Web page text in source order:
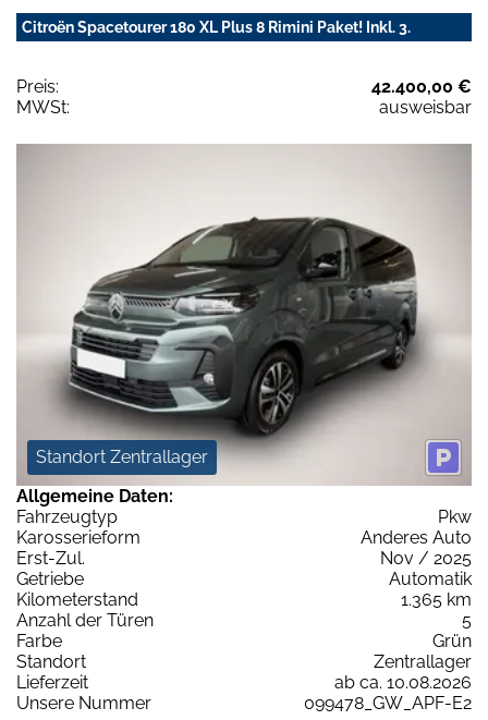
Citroën Spacetourer 180 XL Plus 8 Rimini Paket! Inkl. 3.
Preis:
42.400,00 €
MWSt:
ausweisbar
Standort Zentrallager
Allgemeine Daten:
Fahrzeugtyp
Pkw
Karosserieform
Anderes Auto
Erst-Zul.
Nov / 2025
Getriebe
Automatik
Kilometerstand
1.365 km
Anzahl der Türen
5
Farbe
Grün
Standort
Zentrallager
Lieferzeit
ab ca. 10.08.2026
Unsere Nummer
099478_GW_APF-E2